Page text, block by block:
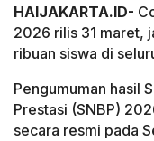
HAIJAKARTA.ID-
2026 rilis 31 maret,
ribuan siswa di
Pengumuman hasil
Prestasi (SNBP)
secara resmi pada